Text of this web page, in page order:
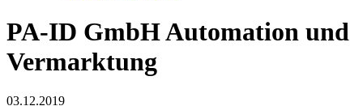
PA-ID GmbH Automation und
Vermarktung
03.12.2019